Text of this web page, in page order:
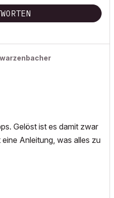
Gelöst ist es damit zwar
Anleitung, was alles zu